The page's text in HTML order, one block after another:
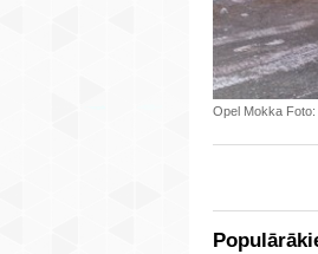
Opel Mokka Foto: